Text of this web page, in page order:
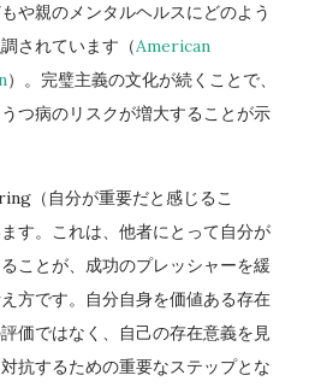
や親のメンタルヘルスにどのよう
されています​（American
）。完璧主義の文化が続くことで、
つ病のリスクが増大することが示
（自分が重要だと感じるこ
す。これは、他者にとって自分が
ことが、成功のプレッシャーを緩
方です。自分自身を価値ある存在
価ではなく、自己の存在意義を見
抗するための重要なステップとな